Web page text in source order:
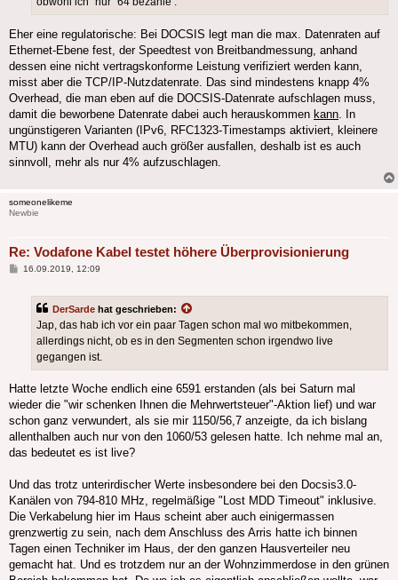
Eher eine regulatorische: Bei DOCSIS legt man die max. Datenraten auf
Ethernet-Ebene fest, der Speedtest von Breitbandmessung, anhand
dessen eine nicht vertragskonforme Leistung verifiziert werden kann,
misst aber die TCP/IP-Nutzdatenrate. Das sind mindestens knapp 4%
Overhead, die man eben auf die DOCSIS-Datenrate aufschlagen muss,
damit die beworbene Datenrate dabei auch herauskommen kann . In
ungünstigeren Varianten (IPv6, RFC1323-Timestamps aktiviert, kleinere
MTU) kann der Overhead auch größer ausfallen, deshalb ist es auch
sinnvoll, mehr als nur 4% aufzuschlagen.
someonelikeme
Newbie
Re: Vodafone Kabel testet höhere Überprovisionierung
Beitrag
16.09.2019, 12:09
DerSarde hat geschrieben:
Jap, das hab ich vor ein paar Tagen schon mal wo mitbekommen,
allerdings nicht, ob es in den Segmenten schon irgendwo live
gegangen ist.
Hatte letzte Woche endlich eine 6591 erstanden (als bei Saturn mal
wieder die "wir schenken Ihnen die Mehrwertsteuer"-Aktion lief) und war
schon ganz verwundert, als sie mir 1150/56,7 anzeigte, da ich bislang
allenthalben auch nur von den 1060/53 gelesen hatte. Ich nehme mal an,
das bedeutet es ist live?
Und das trotz unterirdischer Werte insbesondere bei den Docsis3.0-
Kanälen von 794-810 MHz, regelmäßige "Lost MDD Timeout" inklusive.
Die Verkabelung hier im Haus scheint aber auch einigermassen
grenzwertig zu sein, nach dem Anschluss des Arris hatte ich binnen
Tagen einen Techniker im Haus, der den ganzen Hausverteiler neu
gemacht hat. Und es trotzdem nur an der Wohnzimmerdose in den grünen